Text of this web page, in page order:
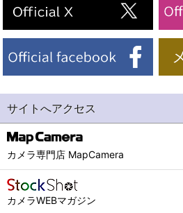
サイトへアクセス
カメラ専門店 MapCamera
カメラWEBマガジン